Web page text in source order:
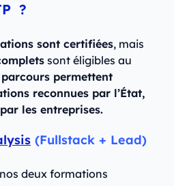
?
sont certifiées, mais
sont éligibles au
parcours permettent
reconnues par l’État,
les entreprises.
(Fullstack + Lead)
deux formations